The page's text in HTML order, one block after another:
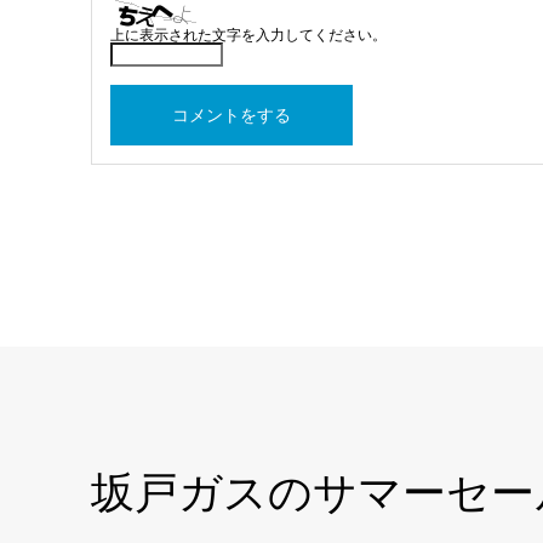
上に表示された文字を入力してください。
坂戸ガスのサマーセー